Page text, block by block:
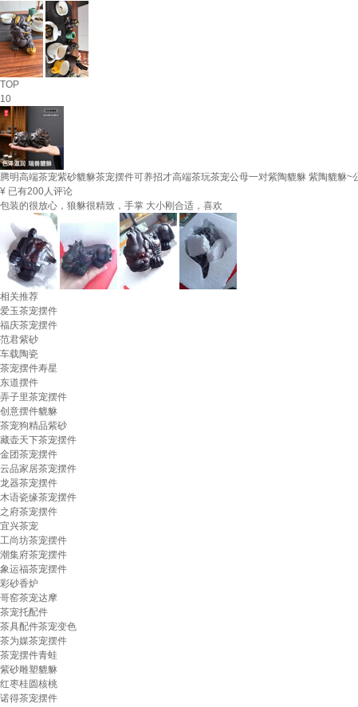
TOP
10
腾明高端茶宠紫砂貔貅茶宠摆件可养招才高端茶玩茶宠公母一对紫陶貔貅 紫陶貔貅~
¥ 已有200人评论
包装的很放心，狼貅很精致，手掌 大小刚合适，喜欢
相关推荐
爱玉茶宠摆件
福庆茶宠摆件
范君紫砂
车载陶瓷
茶宠摆件寿星
东道摆件
弄子里茶宠摆件
创意摆件貔貅
茶宠狗精品紫砂
藏壶天下茶宠摆件
金团茶宠摆件
云品家居茶宠摆件
龙器茶宠摆件
木语瓷缘茶宠摆件
之府茶宠摆件
宜兴茶宠
工尚坊茶宠摆件
潮集府茶宠摆件
象运福茶宠摆件
彩砂香炉
哥窑茶宠达摩
茶宠托配件
茶具配件茶宠变色
茶为媒茶宠摆件
茶宠摆件青蛙
紫砂雕塑貔貅
红枣桂圆核桃
诺得茶宠摆件